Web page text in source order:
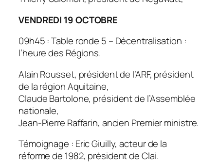
VENDREDI 19 OCTOBRE
09h45 : Table ronde 5 – Décentralisation :
l’heure des Régions.
Alain Rousset, président de l’ARF, président
de la région Aquitaine,
Claude Bartolone, président de l’Assemblée
nationale,
Jean-Pierre Raffarin, ancien Premier ministre.
Témoignage : Eric Giuilly, acteur de la
réforme de 1982, président de Clai.